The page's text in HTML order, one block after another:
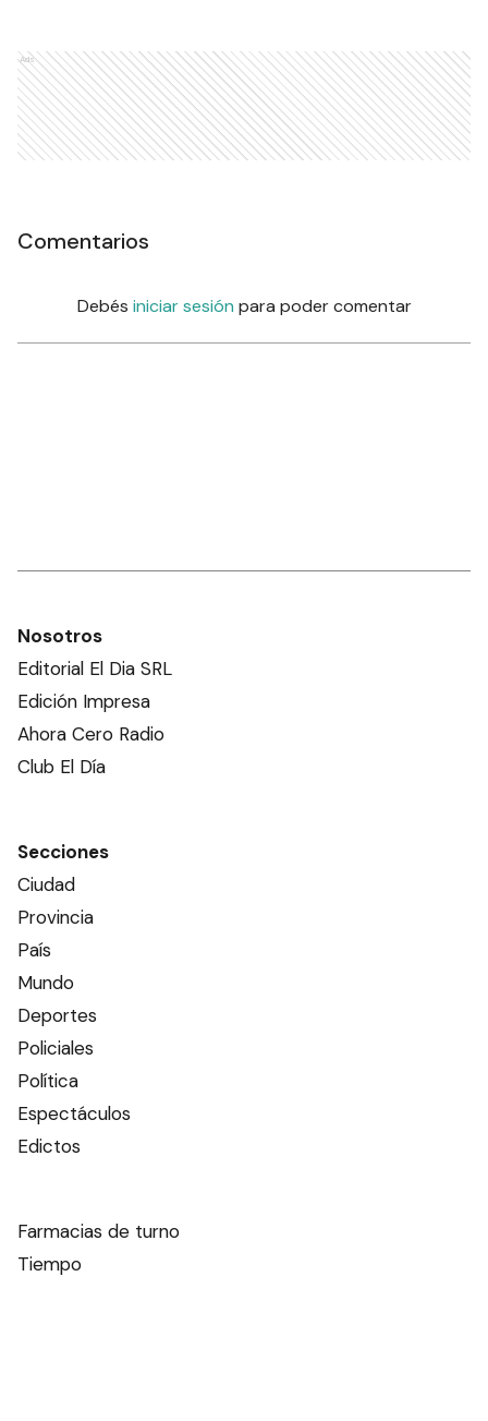
Ads
Comentarios
Debés iniciar sesión para poder comentar
Nosotros
Editorial El Dia SRL
Edición Impresa
Ahora Cero Radio
Club El Día
Secciones
Ciudad
Provincia
País
Mundo
Deportes
Policiales
Política
Espectáculos
Edictos
Farmacias de turno
Tiempo